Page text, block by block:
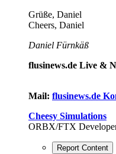
Grüße, Daniel
Cheers, Daniel
Daniel Fürnkäß
flusinews.de Live &
Mail: flusinews.de
Cheesy Simulations
ORBX/FTX
Report Content